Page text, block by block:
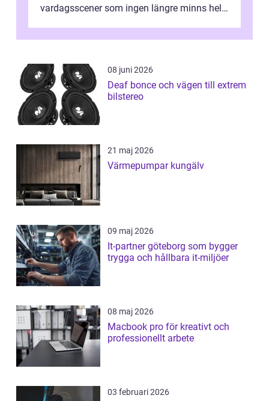
vardagsscener som ingen längre minns helt.
08 juni 2026
Deaf bonce och vägen till extrem
bilstereo
21 maj 2026
Värmepumpar kungälv
09 maj 2026
It-partner göteborg som bygger
trygga och hållbara it-miljöer
08 maj 2026
Macbook pro för kreativt och
professionellt arbete
03 februari 2026